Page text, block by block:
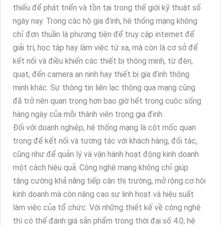
thiếu để phát triển và tồn tại trong thế giới kỹ thuật số
ngày nay. Trong các hộ gia đình, hệ thống mạng không
chỉ đơn thuần là phương tiện để truy cập internet để
giải trí, học tập hay làm việc từ xa, mà còn là cơ sở để
kết nối và điều khiển các thiết bị thông minh, từ đèn,
quạt, đến camera an ninh hay thiết bị gia đình thông
minh khác. Sự thông tin liên lạc thông qua mạng cũng
đã trở nên quan trọng hơn bao giờ hết trong cuộc sống
hàng ngày của mỗi thành viên trong gia đình.
Đối với doanh nghiệp, hệ thống mạng là cột mốc quan
trọng để kết nối và tương tác với khách hàng, đối tác,
cũng như để quản lý và vận hành hoạt động kinh doanh
một cách hiệu quả. Công nghệ mạng không chỉ giúp
tăng cường khả năng tiếp cận thị trường, mở rộng cơ hội
kinh doanh mà còn nâng cao sự linh hoạt và hiệu suất
làm việc của tổ chức. Với những thiết kế về công nghệ
thì có thể đánh giá sản phẩm trong thời đại số 4.0, hệ